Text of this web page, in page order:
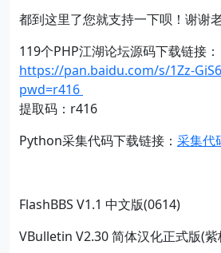
都到这里了您就支持一下呗！谢谢
119个PHP江湖论坛源码下载链接：
https://pan.baidu.com/s/1Zz-
pwd=r416
提取码：r416
Python采集代码下载链接： 采集代
FlashBBS V1.1 中文版(0614)
VBulletin V2.30 简体汉化正式版(